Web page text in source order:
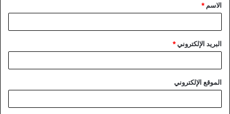
*
الاسم *
البريد الإلكتروني*
الموقع الإلكتروني